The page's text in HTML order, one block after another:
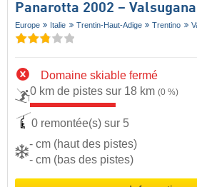
Panarotta 2002 – Valsugana
Europe Italie Trentin-Haut-Adige Trentino
Domaine skiable fermé
0 km de pistes sur 18 km (0 %)
0 remontée(s) sur 5
- cm (haut des pistes)
- cm (bas des pistes)